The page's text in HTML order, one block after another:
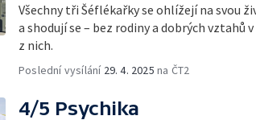
Všechny tři Šéflékařky se ohlížejí na svou
a shodují se – bez rodiny a dobrých vztahů
z nich.
Poslední vysílání 29. 4. 2025 na ČT2
4/5 Psychika